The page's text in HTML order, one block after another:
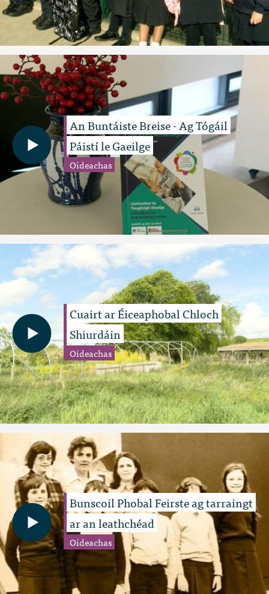
An Buntáiste Breise - Ag Tógáil
Páistí le Gaeilge
Oideachas
Cuairt ar Éiceaphobal Chloch
Shiurdáin
Oideachas
Bunscoil Phobal Feirste ag tarraingt
ar an leathchéad
Oideachas